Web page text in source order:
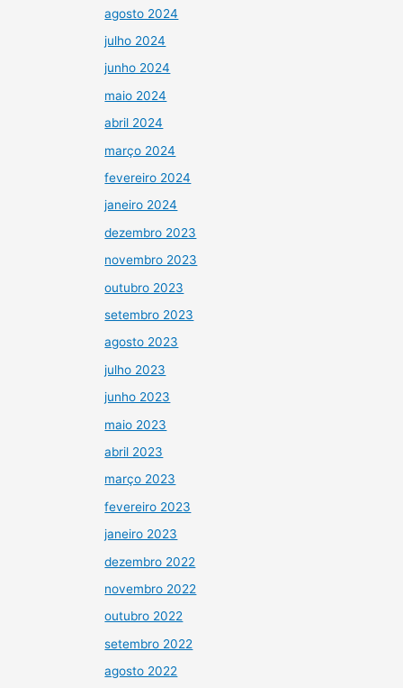
agosto 2024
julho 2024
junho 2024
maio 2024
abril 2024
março 2024
fevereiro 2024
janeiro 2024
dezembro 2023
novembro 2023
outubro 2023
setembro 2023
agosto 2023
julho 2023
junho 2023
maio 2023
abril 2023
março 2023
fevereiro 2023
janeiro 2023
dezembro 2022
novembro 2022
outubro 2022
setembro 2022
agosto 2022